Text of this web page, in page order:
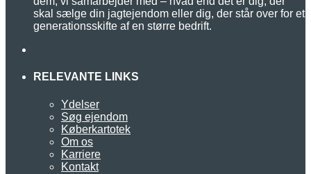
skal sælge din jagtejendom eller dig, der står over for et
generationsskifte af en større bedrift.
RELEVANTE LINKS
Ydelser
Søg ejendom
Køberkartotek
Om os
Karriere
Kontakt